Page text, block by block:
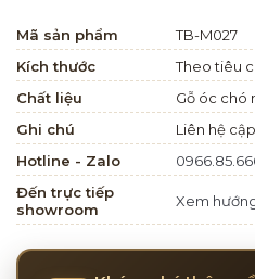
Mã sản phẩm
TB-M027
Kích thước
Theo tiêu
Chất liệu
Gỗ óc chó
Ghi chú
Liên hệ
Hotline - Zalo
Đến trực tiếp
showroom
Xem